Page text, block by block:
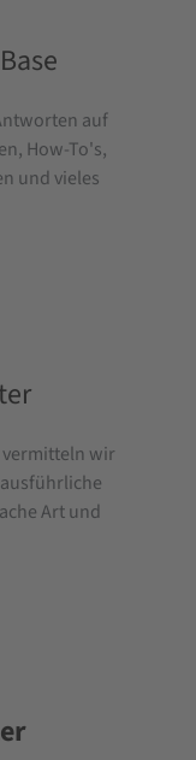
auf
How-To's,
und vieles
vermitteln wir
Art und